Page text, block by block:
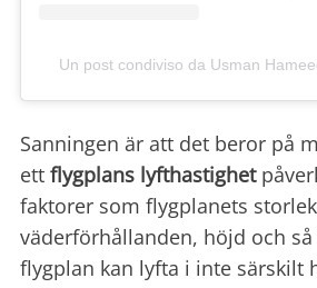
Un post condiviso da Usman
Sanningen är att det beror på
ett flygplans lyfthastighet
faktorer som flygplanets
väderförhållanden, höjd och
flygplan kan lyfta i inte särskilt